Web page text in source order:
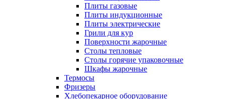
Плиты газовые
Плиты индукционные
Плиты электрические
Грили для кур
Поверхности жарочные
Столы тепловые
Столы горячие упаковочные
Шкафы жарочные
Термосы
Фризеры
Хлебопекарное оборудование